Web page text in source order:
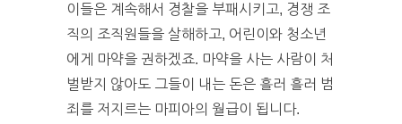
이들은 계속해서 경찰을 부패시키고, 경쟁 조
직의 조직원들을 살해하고, 어린이와 청소년
에게 마약을 권하겠죠. 마약을 사는 사람이 처
벌받지 않아도 그들이 내는 돈은 흘러 흘러 범
죄를 저지르는 마피아의 월급이 됩니다.